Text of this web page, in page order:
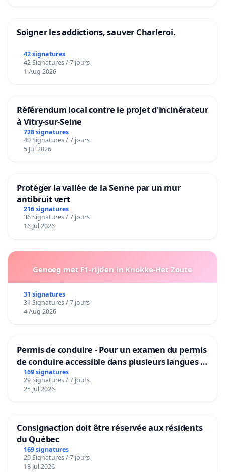
Soigner les addictions, sauver Charleroi.
42 signatures
42 Signatures / 7 jours
1 Aug 2026
Référendum local contre le projet d'incinérateur
à Vitry-sur-Seine
728 signatures
40 Signatures / 7 jours
5 Jul 2026
Protéger la vallée de la Senne par un mur
antibruit vert
216 signatures
36 Signatures / 7 jours
16 Jul 2026
Genoeg met F1-rijden in Knokke-Het Zoute
31 signatures
31 Signatures / 7 jours
4 Aug 2026
Permis de conduire - Pour un examen du permis
de conduire accessible dans plusieurs langues à
Bruxelles
169 signatures
29 Signatures / 7 jours
25 Jul 2026
Consignaction doit être réservée aux résidents
du Québec
169 signatures
29 Signatures / 7 jours
18 Jul 2026